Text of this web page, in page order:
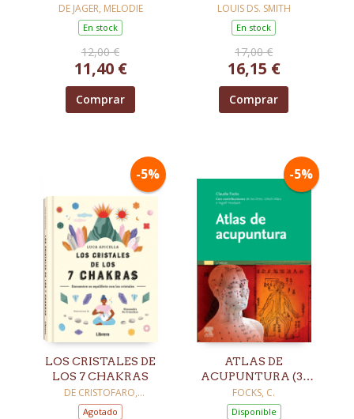
DE JAGER, MELODIE
En stock
12,00 €
11,40 €
Comprar
SUS TOXINAS, LA
ENFERMEDAD
LOUIS DS. SMITH
En stock
17,00 €
16,15 €
Comprar
-5%
LOS CRISTALES DE
LOS 7 CHAKRAS
DE CRISTOFARO,
ALESSANDRA
Agotado
-5%
ATLAS DE
ACUPUNTURA (3ª
ED.)
FOCKS, C.
Disponible